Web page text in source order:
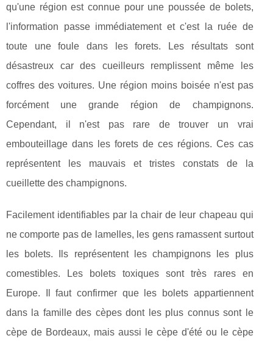
qu'une région est connue pour une poussée de bolets,
l'information passe immédiatement et c'est la ruée de
toute une foule dans les forets. Les résultats sont
désastreux car des cueilleurs remplissent même les
coffres des voitures. Une région moins boisée n'est pas
forcément une grande région de champignons.
Cependant, il n'est pas rare de trouver un vrai
embouteillage dans les forets de ces régions. Ces cas
représentent les mauvais et tristes constats de la
cueillette des champignons.
Facilement identifiables par la chair de leur chapeau qui
ne comporte pas de lamelles, les gens ramassent surtout
les bolets. Ils représentent les champignons les plus
comestibles. Les bolets toxiques sont très rares en
Europe. Il faut confirmer que les bolets appartiennent
dans la famille des cèpes dont les plus connus sont le
cèpe de Bordeaux, mais aussi le cèpe d'été ou le cèpe